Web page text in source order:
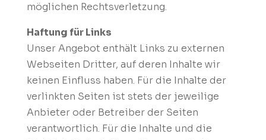
möglichen Rechtsverletzung.
Haftung für Links
Unser Angebot enthält Links zu externen
Webseiten Dritter, auf deren Inhalte wir
keinen Einfluss haben. Für die Inhalte der
verlinkten Seiten ist stets der jeweilige
Anbieter oder Betreiber der Seiten
verantwortlich. Für die Inhalte und die